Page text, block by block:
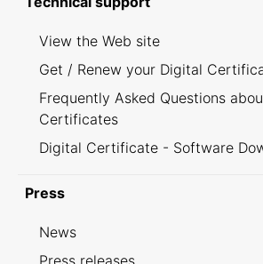
View the Web site
Get / Renew your Digital
Frequently Asked Questions
Certificates
Digital Certificate - Software
Press
News
Press releases